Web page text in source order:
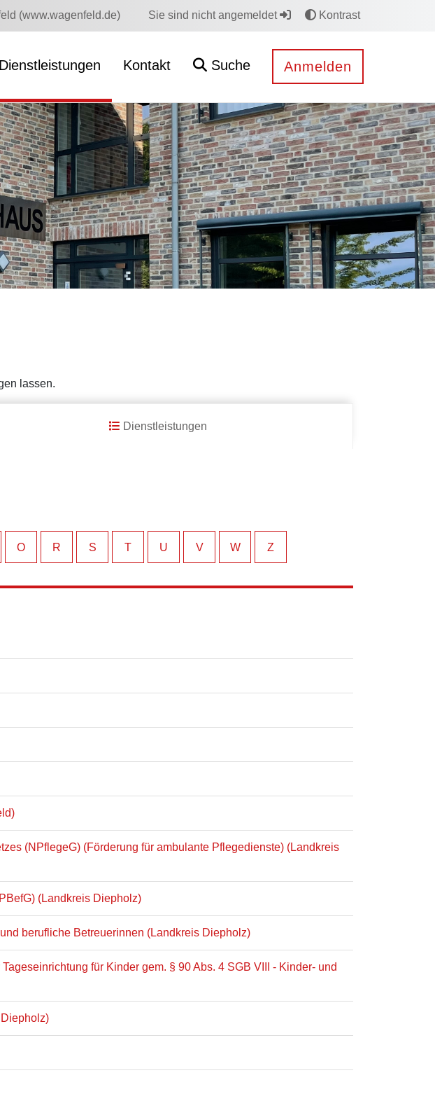
(www.wagenfeld.de) Sie sind nicht angemeldet Kontrast
Dienstleistungen Kontakt Suche Anmelden
lassen.
Dienstleistungen
O R S T U V W Z
(NPflegeG) (Förderung für ambulante Pflegedienste) (Landkreis
(Landkreis Diepholz)
berufliche Betreuerinnen (Landkreis Diepholz)
für Kinder gem. § 90 Abs. 4 SGB VIII - Kinder- und